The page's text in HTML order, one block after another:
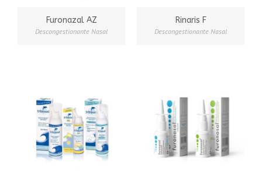
Furonazal AZ
Descongestionante Nasal
Rinaris F
Descongestionante Nasal